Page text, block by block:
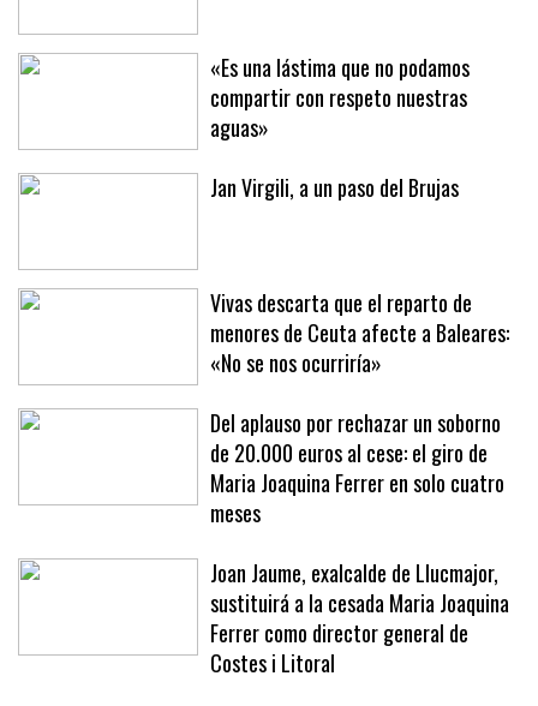
«Es una lástima que no podamos
compartir con respeto nuestras
aguas»
Jan Virgili, a un paso del Brujas
Vivas descarta que el reparto de
menores de Ceuta afecte a Baleares:
«No se nos ocurriría»
Del aplauso por rechazar un soborno
de 20.000 euros al cese: el giro de
Maria Joaquina Ferrer en solo cuatro
meses
Joan Jaume, exalcalde de Llucmajor,
sustituirá a la cesada Maria Joaquina
Ferrer como director general de
Costes i Litoral